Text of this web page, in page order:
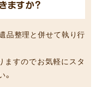
ますか？
品整理と併せて執り行
ますのでお気軽にスタ
。